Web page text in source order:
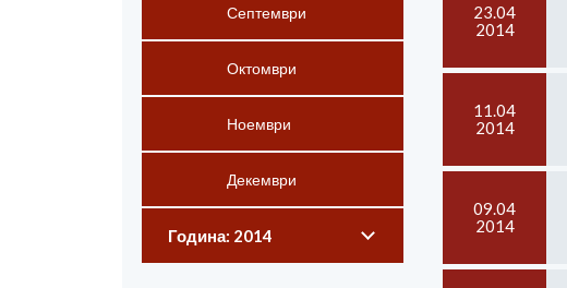
Септември
Октомври
Ноември
Декември
Година: 2014
23.04
2014
11.04
2014
09.04
2014